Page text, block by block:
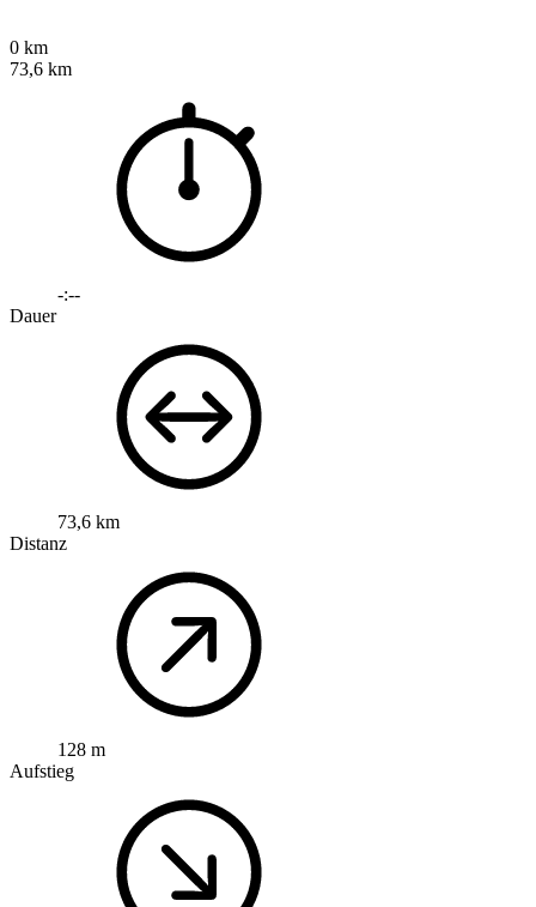
0 km
73,6 km
-:--
Dauer
73,6 km
Distanz
128 m
Aufstieg